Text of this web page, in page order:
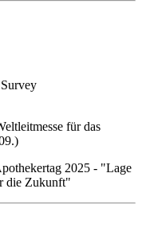
für das
2025 - "Lage
die Zukunft"